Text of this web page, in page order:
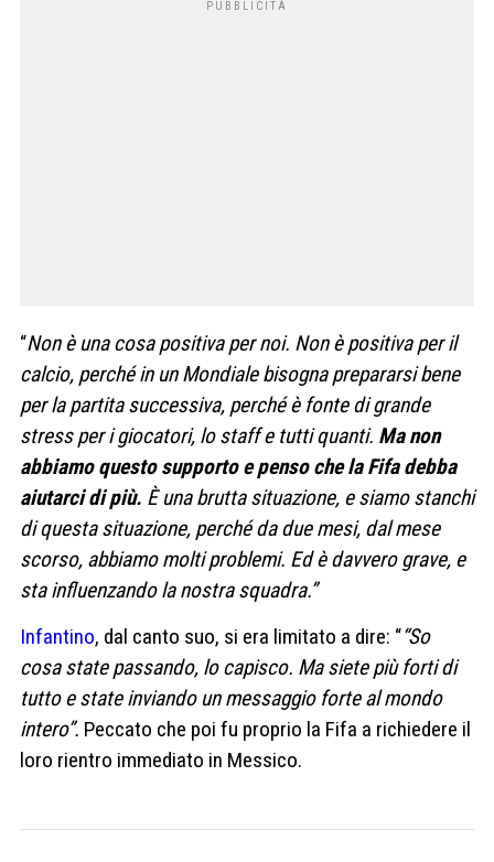
“Non è una cosa positiva per noi. Non è positiva per il
calcio, perché in un Mondiale bisogna prepararsi bene
per la partita successiva, perché è fonte di grande
stress per i giocatori, lo staff e tutti quanti. Ma non
abbiamo questo supporto e penso che la Fifa debba
aiutarci di più. È una brutta situazione, e siamo stanchi
di questa situazione, perché da due mesi, dal mese
scorso, abbiamo molti problemi. Ed è davvero grave, e
sta influenzando la nostra squadra.”
Infantino, dal canto suo, si era limitato a dire: ““So
cosa state passando, lo capisco. Ma siete più forti di
tutto e state inviando un messaggio forte al mondo
intero”. Peccato che poi fu proprio la Fifa a richiedere il
loro rientro immediato in Messico.